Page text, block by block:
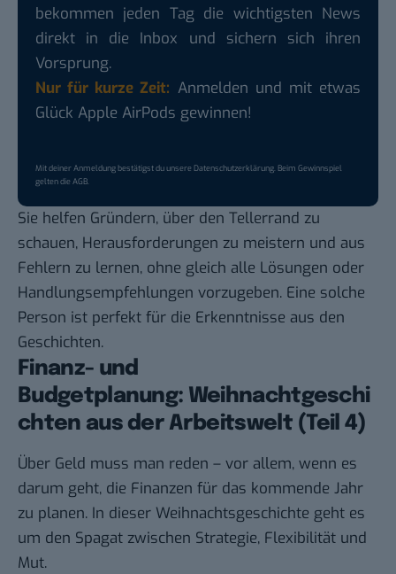
bekommen jeden Tag die wichtigsten News
direkt in die Inbox und sichern sich ihren
Vorsprung.
Nur für kurze Zeit: Anmelden und mit etwas
Glück Apple AirPods gewinnen!
Mit deiner Anmeldung bestätigst du unsereDatenschutzerklärung. Beim Gewinnspiel
gelten dieAGB.
Sie helfen Gründern, über den Tellerrand zu
schauen, Herausforderungen zu meistern und aus
Fehlern zu lernen, ohne gleich alle Lösungen oder
Handlungsempfehlungen vorzugeben. Eine solche
Person ist perfekt für die Erkenntnisse aus den
Geschichten.
Finanz- und
Budgetplanung: Weihnachtgeschi
chten aus der Arbeitswelt (Teil 4)
Über Geld muss man reden – vor allem, wenn es
darum geht, die Finanzen für das kommende Jahr
zu planen. In dieser Weihnachtsgeschichte geht es
um den Spagat zwischen Strategie, Flexibilität und
Mut.